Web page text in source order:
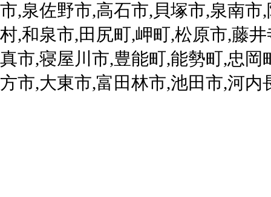
市,泉佐野市,高石市,貝塚市,泉南
村,和泉市,田尻町,岬町,松原市,藤
真市,寝屋川市,豊能町,能勢町,忠
方市,大東市,富田林市,池田市,河